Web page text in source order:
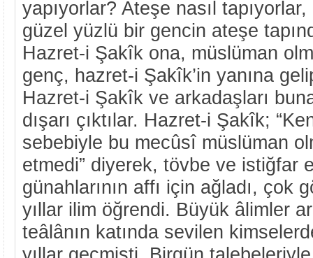
yapıyorlar? Ateşe nasıl
güzel yüzlü bir gencin ateşe
Hazret-i Şakîk ona, müslüman
genç, hazret-i Şakîk’in yanına
Hazret-i Şakîk ve arkadaşları
dışarı çıktılar. Hazret-i Şakîk;
sebebiyle bu mecûsî müslüman
etmedi” diyerek, tövbe ve istiğfar
günahlarının affı için ağladı, çok
yıllar ilim öğrendi. Büyük âlimler
teâlânın katında sevilen